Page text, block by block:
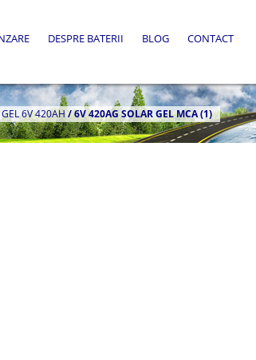
DESPRE BATERII BLOG CONTACT
6V 420AH/6V 420AG SOLAR GEL MCA (1)